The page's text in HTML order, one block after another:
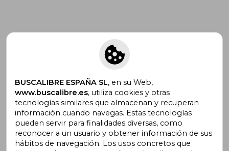
Suscríbete para recibir ofertas y
promociones
¿Necesitas ayuda?
Ir a Centro de Soporte
BUSCALIBRE ESPAÑA SL, en su Web,
www.buscalibre.es, utiliza cookies y otras
tecnologías similares que almacenan y recuperan
información cuando navegas. Estas tecnologías
pueden servir para finalidades diversas, como
reconocer a un usuario y obtener información de sus
hábitos de navegación. Los usos concretos que